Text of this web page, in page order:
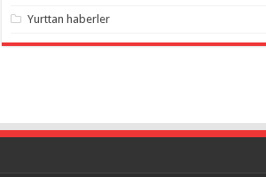
Yurttan haberler